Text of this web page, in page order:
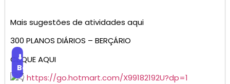
Mais sugestões de atividades aqui
300 PLANOS DIÁRIOS – BERÇÁRIO
CLIQUE AQUI
⬇
Baixar
https://go.hotmart.com/X99182192U?dp=1